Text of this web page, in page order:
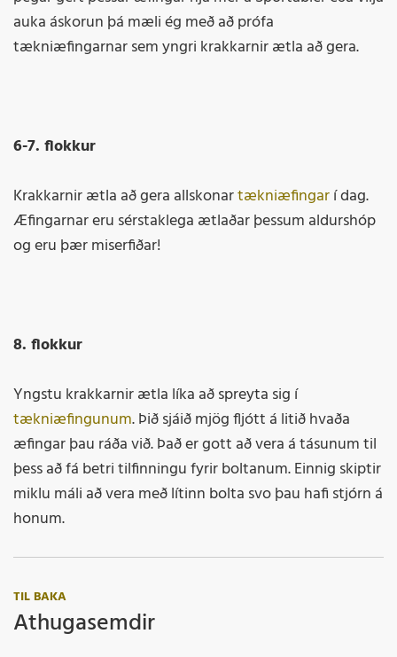
auka áskorun þá mæli ég með að prófa
tækniæfingarnar sem yngri krakkarnir ætla að gera.
6-7. flokkur
Krakkarnir ætla að gera allskonartækniæfingarí dag.
Æfingarnar eru sérstaklega ætlaðar þessum aldurshóp
og eru þær miserfiðar!
8. flokkur
Yngstu krakkarnir ætla líka að spreyta sig í
tækniæfingunum. Þið sjáið mjög fljótt á litið hvaða
æfingar þau ráða við. Það er gott að vera á tásunum til
þess að fá betri tilfinningu fyrir boltanum. Einnig skiptir
miklu máli að vera með lítinn bolta svo þau hafi stjórn á
honum.
TIL BAKA
Athugasemdir